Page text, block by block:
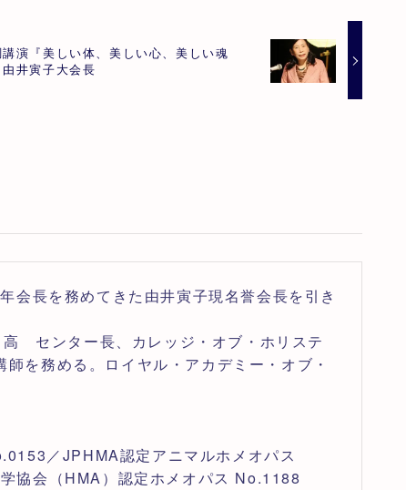
講演『美しい体、美しい心、美しい魂
井寅子大会長
会長を務めてきた由井寅子現名誉会長を引き
センター長、カレッジ・オブ・ホリステ
を務める。ロイヤル・アカデミー・オブ・
／JPHMA認定アニマルホメオパス
協会（HMA）認定ホメオパス No.1188